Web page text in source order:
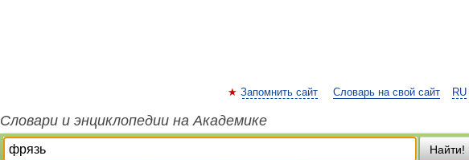
RU
Запомнить сайт Словарь на свой сайт
Словари и энциклопедии на Академике
Найти!